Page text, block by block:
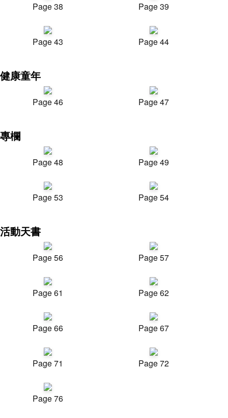
Page 38 Page 39
Page 43 Page 44
健康童年
Page 46 Page 47
專欄
Page 48 Page 49
Page 53 Page 54
活動天書
Page 56 Page 57
Page 61 Page 62
Page 66 Page 67
Page 71 Page 72
Page 76